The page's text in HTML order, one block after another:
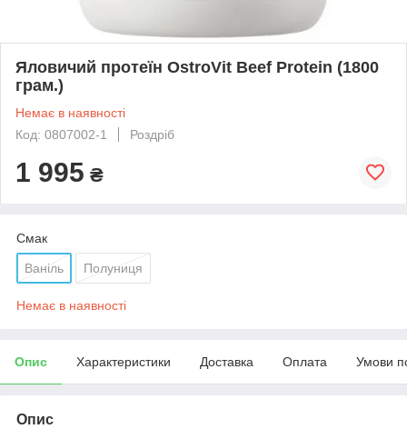
Яловичий протеїн OstroVit Beef Protein (1800
грам.)
Немає в наявності
Код: 0807002-1
Роздріб
1 995 ₴
Смак
Ваніль Полуниця
Немає в наявності
Опис Характеристики Доставка Оплата Умови
Опис